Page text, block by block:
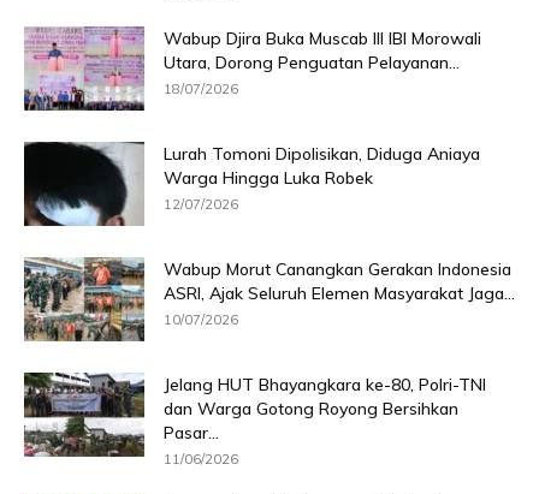
Wabup Djira Buka Muscab III IBI Morowali
Utara, Dorong Penguatan Pelayanan...
18/07/2026
Lurah Tomoni Dipolisikan, Diduga Aniaya
Warga Hingga Luka Robek
12/07/2026
Wabup Morut Canangkan Gerakan Indonesia
ASRI, Ajak Seluruh Elemen Masyarakat Jaga...
10/07/2026
Jelang HUT Bhayangkara ke-80, Polri-TNI
dan Warga Gotong Royong Bersihkan
Pasar...
11/06/2026